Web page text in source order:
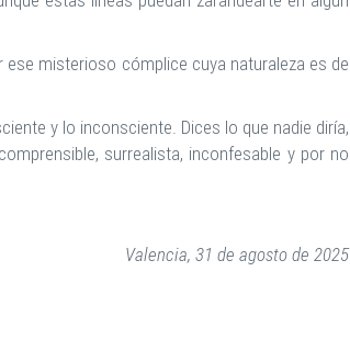
misterioso cómplice cuya naturaleza es de
y lo inconsciente. Dices lo que nadie diría,
surrealista, inconfesable y por no
Valencia, 31 de agosto de 2025